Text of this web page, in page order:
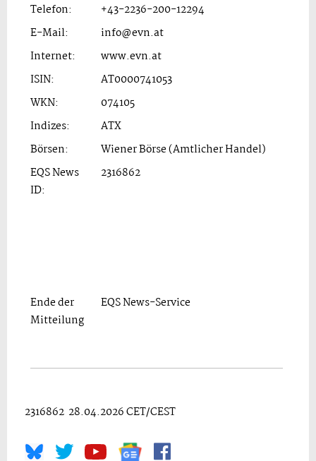
Telefon:
+43-2236-200-12294
E-Mail:
info@evn.at
Internet:
www.evn.at
ISIN:
AT0000741053
WKN:
074105
Indizes:
ATX
Börsen:
Wiener Börse (Amtlicher Handel)
EQS News
ID:
2316862
Ende der
Mitteilung
EQS News-Service
2316862 28.04.2026 CET/CEST